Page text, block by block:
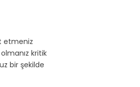
etmeniz
kritik
bir şekilde